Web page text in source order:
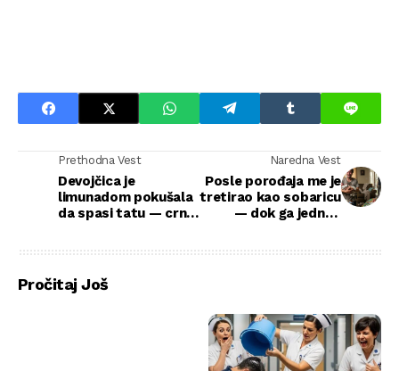
Prethodna Vest
Devojčica je
limunadom pokušala
da spasi tatu — crni
Naredna Vest
Posle porođaja me je
tretirao kao sobaricu
— dok ga jednog
Pročitaj Još